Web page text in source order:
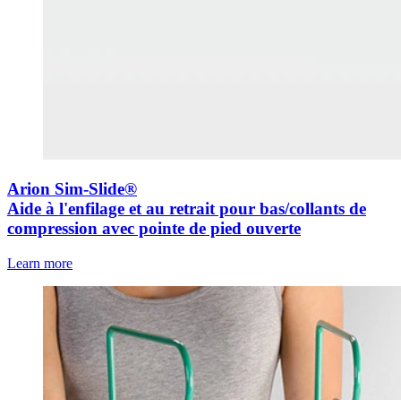
Arion Sim-Slide®
Aide à l'enfilage et au retrait pour bas/collants de
compression avec pointe de pied ouverte
Learn more